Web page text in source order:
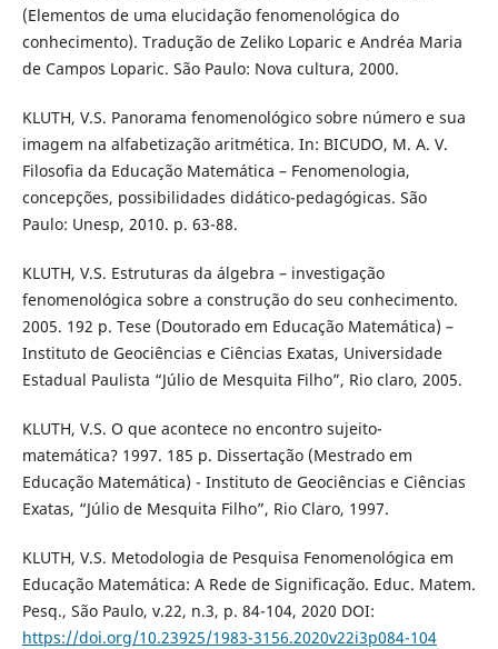
(Elementos de uma elucidação fenomenológica do
conhecimento). Tradução de Zeliko Loparic e Andréa Maria
de Campos Loparic. São Paulo: Nova cultura, 2000.
KLUTH, V.S. Panorama fenomenológico sobre número e sua
imagem na alfabetização aritmética. In: BICUDO, M. A. V.
Filosofia da Educação Matemática – Fenomenologia,
concepções, possibilidades didático-pedagógicas. São
Paulo: Unesp, 2010. p. 63-88.
KLUTH, V.S. Estruturas da álgebra – investigação
fenomenológica sobre a construção do seu conhecimento.
2005. 192 p. Tese (Doutorado em Educação Matemática) –
Instituto de Geociências e Ciências Exatas, Universidade
Estadual Paulista “Júlio de Mesquita Filho”, Rio claro, 2005.
KLUTH, V.S. O que acontece no encontro sujeito-
matemática? 1997. 185 p. Dissertação (Mestrado em
Educação Matemática) - Instituto de Geociências e Ciências
Exatas, “Júlio de Mesquita Filho”, Rio Claro, 1997.
KLUTH, V.S. Metodologia de Pesquisa Fenomenológica em
Educação Matemática: A Rede de Significação. Educ. Matem.
Pesq., São Paulo, v.22, n.3, p. 84-104, 2020 DOI:
https://doi.org/10.23925/1983-3156.2020v22i3p084-104